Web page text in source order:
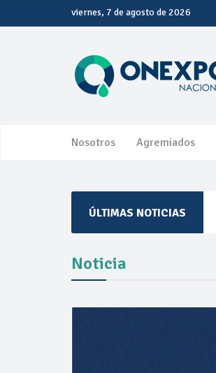
viernes, 7 de agosto de 2026
Nosotros Agremiados
ÚLTIMAS NOTICIAS
Noticia